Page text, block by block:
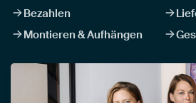
Bezahlen
Montieren & Aufhängen